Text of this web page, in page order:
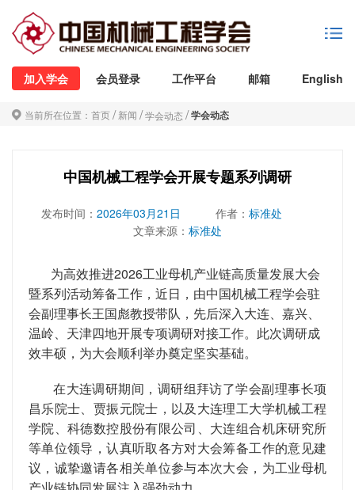
加入学会 会员登录 工作平台 邮箱 English
当前所在位置： 首页/ 新闻 /学会动态 /学会动态
中国机械工程学会开展专题系列调研
发布时间： 2026年03月21日 作者： 标准处
文章来源： 标准处
为高效推进2026工业母机产业链高质量发展大会
暨系列活动筹备工作，近日，由中国机械工程学会驻
会副理事长王国彪教授带队，先后深入大连、嘉兴、
温岭、天津四地开展专项调研对接工作。此次调研成
效丰硕，为大会顺利举办奠定坚实基础。
在大连调研期间，调研组拜访了学会副理事长项
昌乐院士、贾振元院士，以及大连理工大学机械工程
学院、科德数控股份有限公司、大连组合机床研究所
等单位领导，认真听取各方对大会筹备工作的意见建
议，诚挚邀请各相关单位参与本次大会，为工业母机